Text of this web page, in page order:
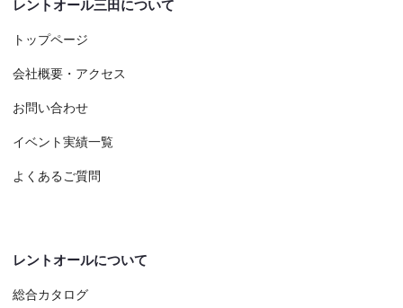
レントオール三田について
トップページ
会社概要・アクセス
お問い合わせ
イベント実績一覧
よくあるご質問
レントオールについて
総合カタログ